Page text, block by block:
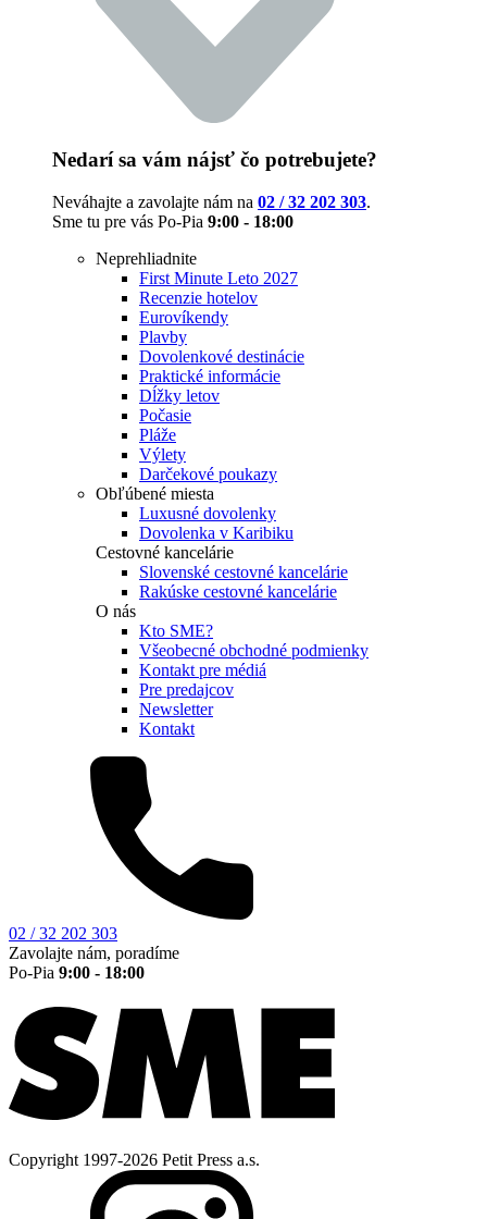
Nedarí sa vám nájsť čo potrebujete?
Neváhajte a zavolajte nám na 02 / 32 202 303.
Sme tu pre vás Po-Pia 9:00 - 18:00
Neprehliadnite
First Minute Leto 2027
Recenzie hotelov
Eurovíkendy
Plavby
Dovolenkové destinácie
Praktické informácie
Dĺžky letov
Počasie
Pláže
Výlety
Darčekové poukazy
Obľúbené miesta
Luxusné dovolenky
Dovolenka v Karibiku
Cestovné kancelárie
Slovenské cestovné kancelárie
Rakúske cestovné kancelárie
O nás
Kto SME?
Všeobecné obchodné podmienky
Kontakt pre médiá
Pre predajcov
Newsletter
Kontakt
02 / 32 202 303
Zavolajte nám, poradíme
Po-Pia 9:00 - 18:00
Copyright 1997-2026 Petit Press a.s.